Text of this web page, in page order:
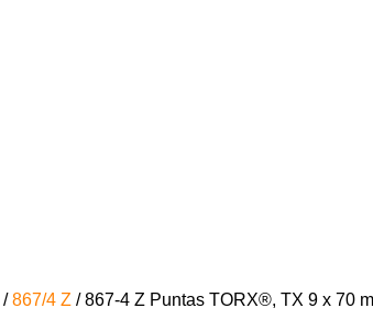
/867/4 Z / 867-4 Z Puntas TORX®, TX 9 x 70